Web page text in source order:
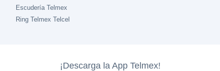
Escudería Telmex
Ring Telmex Telcel
¡Descarga la App Telmex!